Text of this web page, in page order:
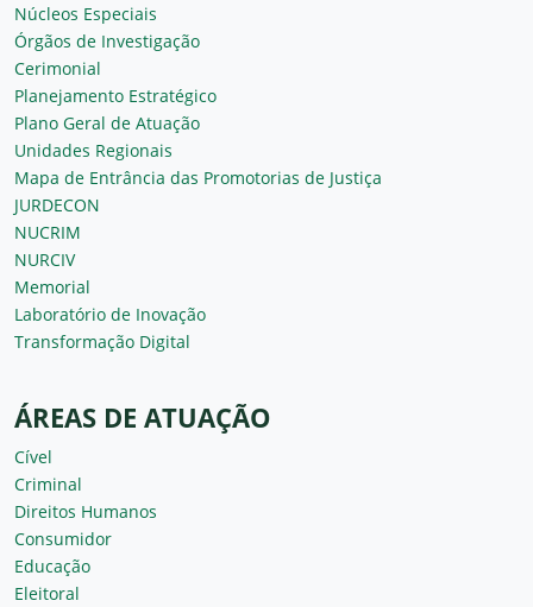
Núcleos Especiais
Órgãos de Investigação
Cerimonial
Planejamento Estratégico
Plano Geral de Atuação
Unidades Regionais
Mapa de Entrância das Promotorias de Justiça
JURDECON
NUCRIM
NURCIV
Memorial
Laboratório de Inovação
Transformação Digital
ÁREAS DE ATUAÇÃO
Cível
Criminal
Direitos Humanos
Consumidor
Educação
Eleitoral